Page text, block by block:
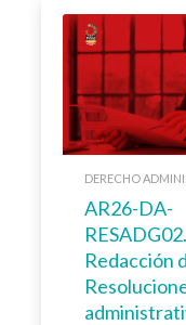
DERECHO
AR26-DA-
RESADG02.
Redacción